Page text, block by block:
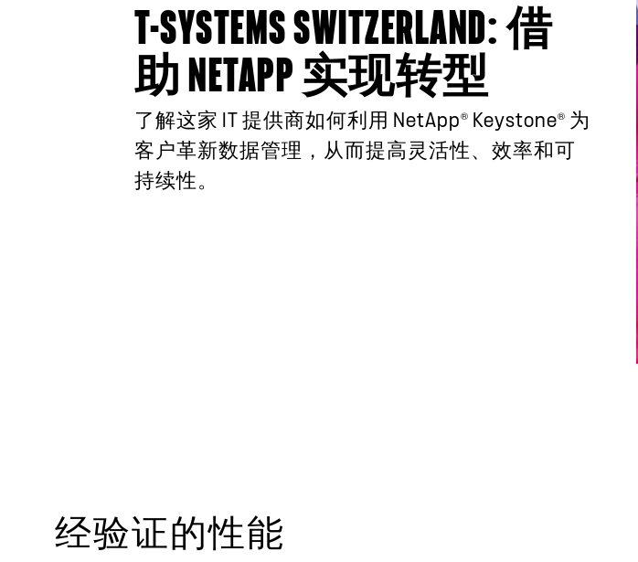
T-SYSTEMS SWITZERLAND: 借
助 NETAPP 实现转型
了解这家 IT 提供商如何利用 NetApp® Keystone® 为
客户革新数据管理，从而提高灵活性、效率和可
持续性。
经验证的性能